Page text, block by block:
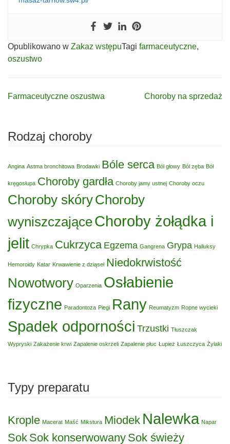
Opublikowano w Zakaz wstępuTagi farmaceutyczne,
oszustwo
Nawigacja
Farmaceutyczne oszustwa Choroby na sprzedaż
Rodzaj choroby
Angina Astma bronchitowa Brodawki Bóle serca Ból głowy Ból zęba Bół
kręgosłupa Choroby gardła Choroby jamy ustnej Choroby oczu
Choroby skóryChoroby
wyniszczająceChoroby żołądka i
jelit Chrypka Cukrzyca Egzema Gangrena Grypa Halluksy
Hemoroidy Katar Krwawienie z dziąseł Niedokrwistość
Nowotwory Oparzenia Osłabienie
fizyczne Paradontoza Piegi Rany Reumatyzm Ropne wycieki
Spadek odporności Trzustki Tłuszczak
Wypryski Zakażenie krwi Zapalenie oskrzeli Zapalenie płuc Łupież Łuszczyca Żylaki
Typy preparatu
Krople Macerat Maść Mikstura Miodek Nalewka Napar
Sok Sok konserwowany Sok świeży